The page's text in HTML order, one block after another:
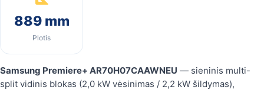
889 mm
Plotis
Samsung Premiere+ AR70H07CAAWNEU — sieninis multi-
split vidinis blokas (2,0 kW vėsinimas / 2,2 kW šildymas),